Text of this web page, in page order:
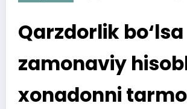
Qarzdorlik bo‘lsa
zamonaviy
xonadonni